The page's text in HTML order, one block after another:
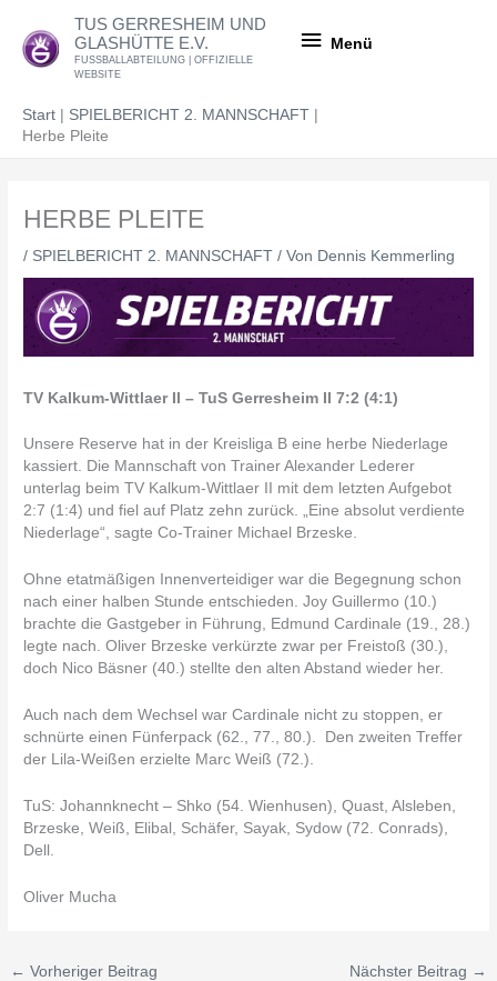
Inhalt
springen
TUS GERRESHEIM UND
GLASHÜTTE E.V.
FUSSBALLABTEILUNG | OFFIZIELLE
WEBSITE
Menü
Start
SPIELBERICHT 2. MANNSCHAFT
Herbe Pleite
HERBE PLEITE
/ SPIELBERICHT 2. MANNSCHAFT / Von Dennis Kemmerling
TV Kalkum-Wittlaer II – TuS Gerresheim II 7:2 (4:1)
Unsere Reserve hat in der Kreisliga B eine herbe Niederlage
kassiert. Die Mannschaft von Trainer Alexander Lederer
unterlag beim TV Kalkum-Wittlaer II mit dem letzten Aufgebot
2:7 (1:4) und fiel auf Platz zehn zurück. „Eine absolut verdiente
Niederlage“, sagte Co-Trainer Michael Brzeske.
Ohne etatmäßigen Innenverteidiger war die Begegnung schon
nach einer halben Stunde entschieden. Joy Guillermo (10.)
brachte die Gastgeber in Führung, Edmund Cardinale (19., 28.)
legte nach. Oliver Brzeske verkürzte zwar per Freistoß (30.),
doch Nico Bäsner (40.) stellte den alten Abstand wieder her.
Auch nach dem Wechsel war Cardinale nicht zu stoppen, er
schnürte einen Fünferpack (62., 77., 80.). Den zweiten Treffer
der Lila-Weißen erzielte Marc Weiß (72.).
TuS: Johannknecht – Shko (54. Wienhusen), Quast, Alsleben,
Brzeske, Weiß, Elibal, Schäfer, Sayak, Sydow (72. Conrads),
Dell.
Oliver Mucha
← Vorheriger Beitrag Nächster Beitrag →